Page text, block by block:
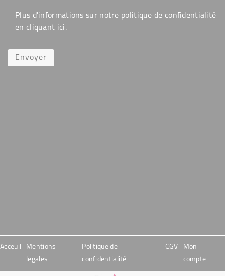
Plus d'informations sur notre politique de confidentialité
en cliquant ici.
Envoyer
Acceuil
Mentions
legales
Politique de
confidentialité
CGV
Mon
compte